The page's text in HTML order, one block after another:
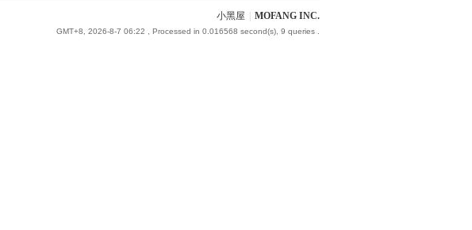
小黑屋 MOFANG INC.
GMT+8, 2026-8-7 06:22 , Processed in 0.016568 second(s), 9 queries .